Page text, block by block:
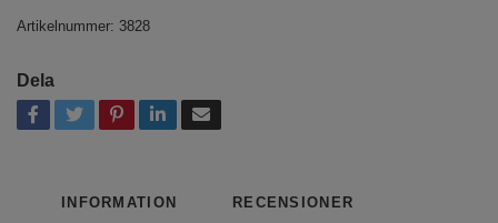
Artikelnummer: 3828
Dela
INFORMATION RECENSIONER